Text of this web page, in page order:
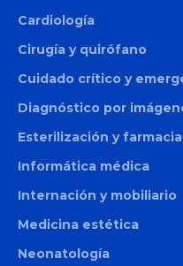
Cardiología
Cirugía y quirófano
Cuidado crítico y
Diagnóstico por
Esterilización y farmacia
Informática médica
Internación y mobiliario
Medicina estética
Neonatología